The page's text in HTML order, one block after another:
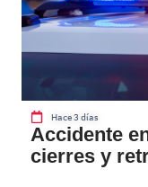
Hace 3 días
Accidente
cierres y